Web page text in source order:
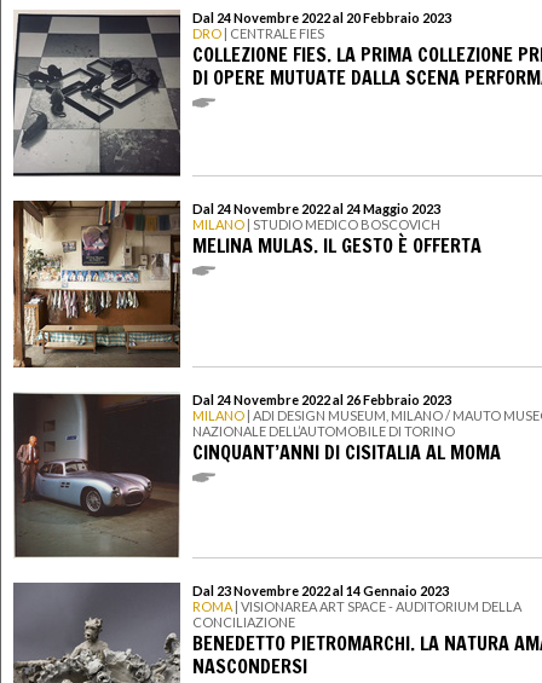
Dal 24 Novembre 2022 al 20 Febbraio 2023
DRO | CENTRALE FIES
COLLEZIONE FIES. LA PRIMA COLLEZIONE
DI OPERE MUTUATE DALLA SCENA
Dal 24 Novembre 2022 al 24 Maggio 2023
MILANO | STUDIO MEDICO BOSCOVICH
MELINA MULAS. IL GESTO È OFFERTA
Dal 24 Novembre 2022 al 26 Febbraio 2023
MILANO | ADI DESIGN MUSEUM, MILANO / MAUTO
NAZIONALE DELL’AUTOMOBILE DI TORINO
CINQUANT’ANNI DI CISITALIA AL MOMA
Dal 23 Novembre 2022 al 14 Gennaio 2023
ROMA | VISIONAREA ART SPACE - AUDITORIUM DELLA
CONCILIAZIONE
BENEDETTO PIETROMARCHI. LA NATURA
NASCONDERSI